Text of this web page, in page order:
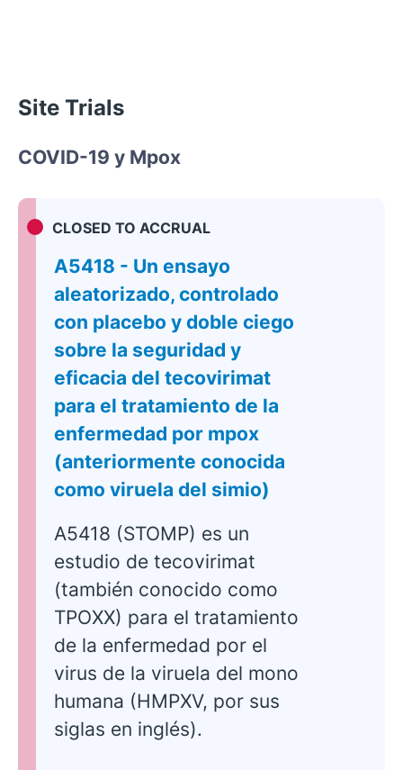
Site Trials
COVID-19 y Mpox
CLOSED TO ACCRUAL
A5418 - Un ensayo
aleatorizado, controlado
con placebo y doble ciego
sobre la seguridad y
eficacia del tecovirimat
para el tratamiento de la
enfermedad por mpox
(anteriormente conocida
como viruela del simio)
A5418 (STOMP) es un
estudio de tecovirimat
(también conocido como
TPOXX) para el tratamiento
de la enfermedad por el
virus de la viruela del mono
humana (HMPXV, por sus
siglas en inglés).